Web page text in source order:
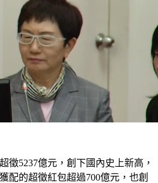
徵5237億元，創下國內史上新高，
配的超徵紅包超過700億元，也創